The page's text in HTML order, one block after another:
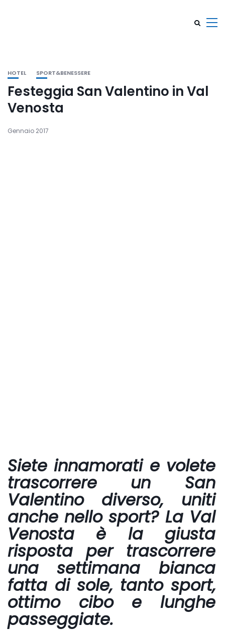
HOTEL SPORT&BENESSERE
Festeggia San Valentino in Val
Venosta
Gennaio 2017
Siete innamorati e volete
trascorrere un San
Valentino diverso, uniti
anche nello sport? La Val
Venosta è la giusta
risposta per trascorrere
una settimana bianca
fatta di sole, tanto sport,
ottimo cibo e lunghe
passeggiate.